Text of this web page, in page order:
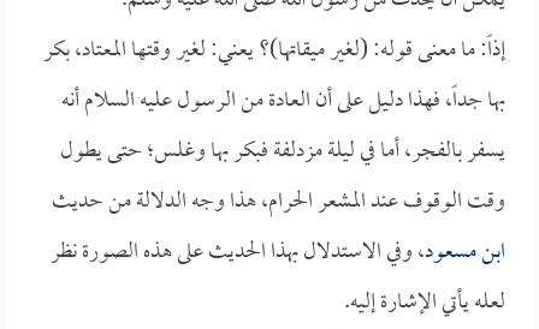
إذاً: ما معنى قوله: (لغير ميقاتها)؟ يعني: لغير وقتها المعتاد، بكر
بها جداً، فهذا دليل على أن العادة من الرسول عليه السلام أنه
يسفر بالفجر، أما في ليلة مزدلفة فبكر بها وغلس؛ حتى يطول
وقت الوقوف عند المشعر الحرام، هذا وجه الدلالة من حديث
ابن مسعود، وفي الاستدلال بهذا الحديث على هذه الصورة نظر
لعله يأتي الإشارة إليه.